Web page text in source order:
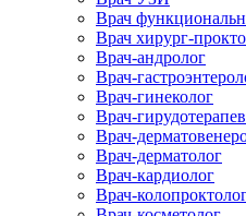
Врач
Врач хирург-
Врач-андролог
Врач-
Врач-гинеколог
Врач-
Врач-
Врач-дерматолог
Врач-кардиолог
Врач-